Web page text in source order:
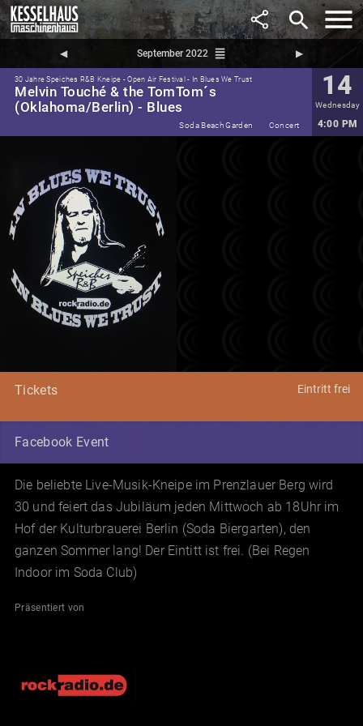
search
◀︎ September 2022 reorder ▶︎
30 Jahre Speiches R&B Kneipe - Open Air Festival - In Blues We Trust
Melvin Touché & the TomTom´s
(Oklahoma/Berlin) - Blues
14
Wednesday
4:00 PM
Soda Beach Garden Concert
Tickets Eintritt frei
Facebook Event
Die beliebte Live-Musik-Kneipe im Prenzlauer Berg wird
30 und feiert das Jubiläum jeden Mittwoch ab 18Uhr im
Hof der Kulturbrauerei Berlin (Soda Biergarten), den
ganzen Sommer lang! Der Eintitt ist frei. (Bei Regen
Indoor im Soda Club)
Präsentiert von